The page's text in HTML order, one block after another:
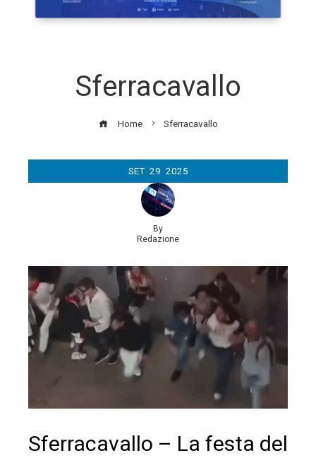
Sferracavallo
Home Sferracavallo
SET 29 2025
By
Redazione
Sferracavallo – La festa del